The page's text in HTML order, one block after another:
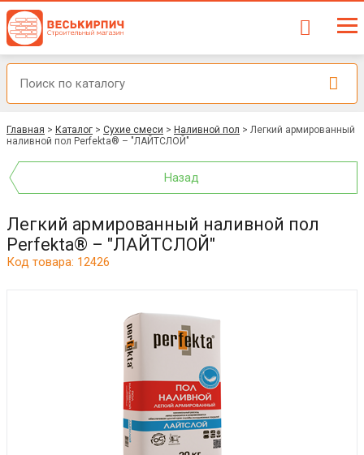
Главная > Каталог > Сухие смеси > Наливной пол > Легкий армированный
наливной пол Perfekta® – "ЛАЙТСЛОЙ"
Назад
Легкий армированный наливной пол
Perfekta® – "ЛАЙТСЛОЙ"
Код товара: 12426